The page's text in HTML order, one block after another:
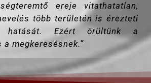
ereje vitathatatlan,
több területén is érezteti
hatását. Ezért örültünk a
a megkeresésnek.”